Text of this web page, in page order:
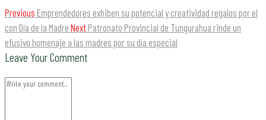
Previous Emprendedores exhiben su potencial y creatividad regalos por el
con Día de la Madre Next Patronato Provincial de Tungurahua rinde un
efusivo homenaje a las madres por su día especial
Leave Your Comment